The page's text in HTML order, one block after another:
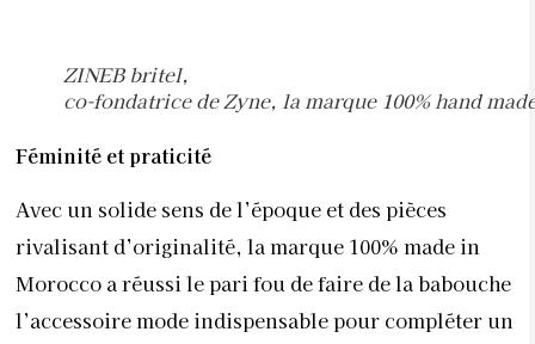
“Army” en passant par la “Warda” ou la “Cloudy”,
toutes assurent un confort inégalable. Féminité et
praticité deviennent dès lors les points forts de cette
collection déclinée dans une belle palette de
couleurs pour conférer la moroccan touch aux
tenues. La marque Zyne compte bien continuer à
sublimer la babouche, et nous, on en redemande !